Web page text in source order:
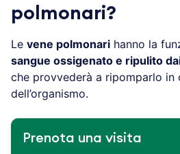
polmonari?
Le vene polmonari hanno la
sangue ossigenato e ripulito
che provvederà a ripomparlo in
dell’organismo.
Prenota una visita